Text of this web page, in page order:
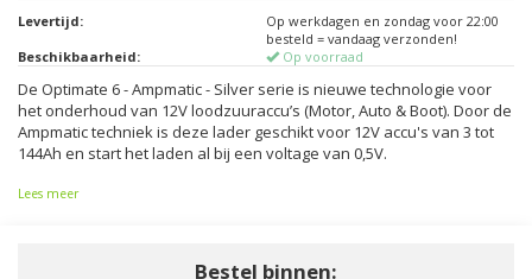
Levertijd:
Op werkdagen en zondag voor 22:00
besteld = vandaag verzonden!
Beschikbaarheid:
Op voorraad
De Optimate 6 - Ampmatic - Silver serie is nieuwe technologie voor
het onderhoud van 12V loodzuuraccu’s (Motor, Auto & Boot). Door de
Ampmatic techniek is deze lader geschikt voor 12V accu's van 3 tot
144Ah en start het laden al bij een voltage van 0,5V.
Lees meer
Bestel binnen: